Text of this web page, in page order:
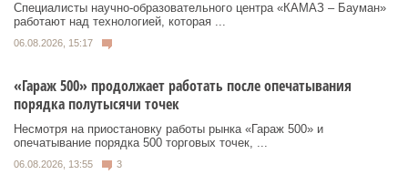
Специалисты научно-образовательного центра «КАМАЗ – Бауман»
работают над технологией, которая ...
06.08.2026, 15:17
«Гараж 500» продолжает работать после опечатывания
порядка полутысячи точек
Несмотря на приостановку работы рынка «Гараж 500» и
опечатывание порядка 500 торговых точек, ...
06.08.2026, 13:55 3